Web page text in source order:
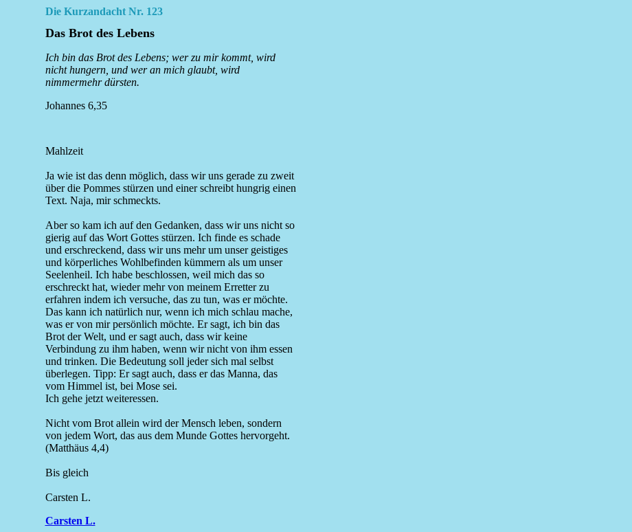
Die Kurzandacht Nr. 123
Das Brot des Lebens
Ich bin das Brot des Lebens; wer zu mir kommt, wird
nicht hungern, und wer an mich glaubt, wird
nimmermehr dürsten.
Johannes 6,35
Mahlzeit
Ja wie ist das denn möglich, dass wir uns gerade zu zweit
über die Pommes stürzen und einer schreibt hungrig einen
Text. Naja, mir schmeckts.
Aber so kam ich auf den Gedanken, dass wir uns nicht so
gierig auf das Wort Gottes stürzen. Ich finde es schade
und erschreckend, dass wir uns mehr um unser geistiges
und körperliches Wohlbefinden kümmern als um unser
Seelenheil. Ich habe beschlossen, weil mich das so
erschreckt hat, wieder mehr von meinem Erretter zu
erfahren indem ich versuche, das zu tun, was er möchte.
Das kann ich natürlich nur, wenn ich mich schlau mache,
was er von mir persönlich möchte. Er sagt, ich bin das
Brot der Welt, und er sagt auch, dass wir keine
Verbindung zu ihm haben, wenn wir nicht von ihm essen
und trinken. Die Bedeutung soll jeder sich mal selbst
überlegen. Tipp: Er sagt auch, dass er das Manna, das
vom Himmel ist, bei Mose sei.
Ich gehe jetzt weiteressen.
Nicht vom Brot allein wird der Mensch leben, sondern
von jedem Wort, das aus dem Munde Gottes hervorgeht.
(Matthäus 4,4)
Bis gleich
Carsten L.
Carsten L.